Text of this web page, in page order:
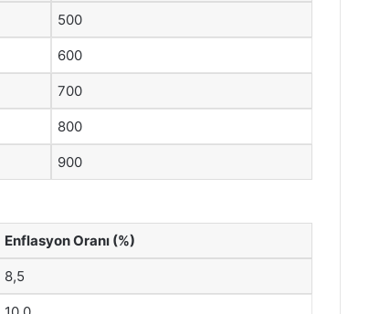
500
600
700
800
900
Enflasyon Oranı (%)
8,5